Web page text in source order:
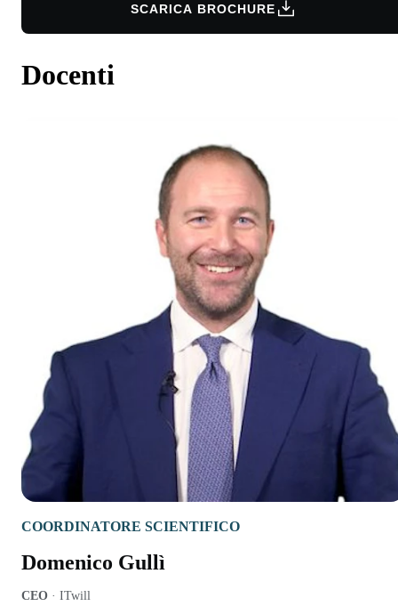
SCARICA BROCHURE
Docenti
COORDINATORE SCIENTIFICO
Domenico Gullì
CEO · ITwill